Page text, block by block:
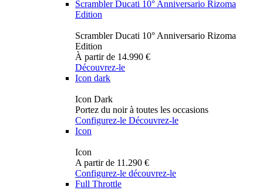
Scrambler Ducati 10° Anniversario Rizoma
Edition
Scrambler Ducati 10° Anniversario Rizoma
Edition
À partir de 14.990 €
Découvrez-le
Icon dark
Icon Dark
Portez du noir à toutes les occasions
Configurez-le Découvrez-le
Icon
Icon
A partir de 11.290 €
Configurez-le découvrez-le
Full Throttle